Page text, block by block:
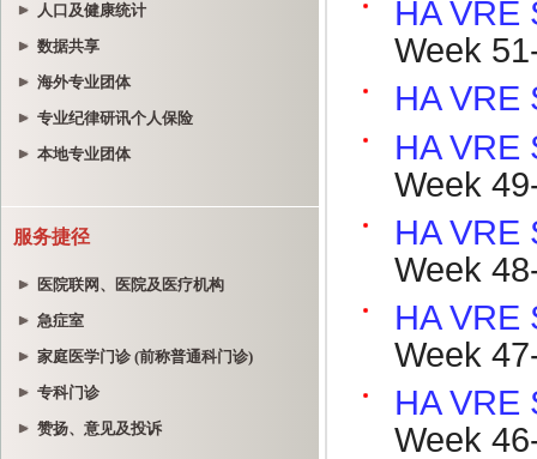
人口及健康统计
数据共享
海外专业团体
专业纪律研讯个人保险
本地专业团体
服务捷径
医院联网、医院及医疗机构
急症室
家庭医学门诊 (前称普通科门诊)
专科门诊
赞扬、意见及投诉